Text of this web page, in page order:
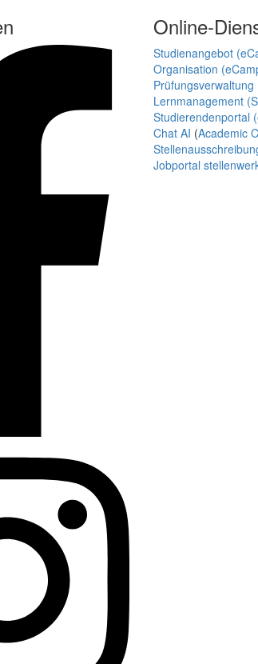
Online-
Studienangebot
Organisation
Prüfungsverwaltung
Lernmanagement
Studierendenportal
Chat AI (Academic
Jobportal